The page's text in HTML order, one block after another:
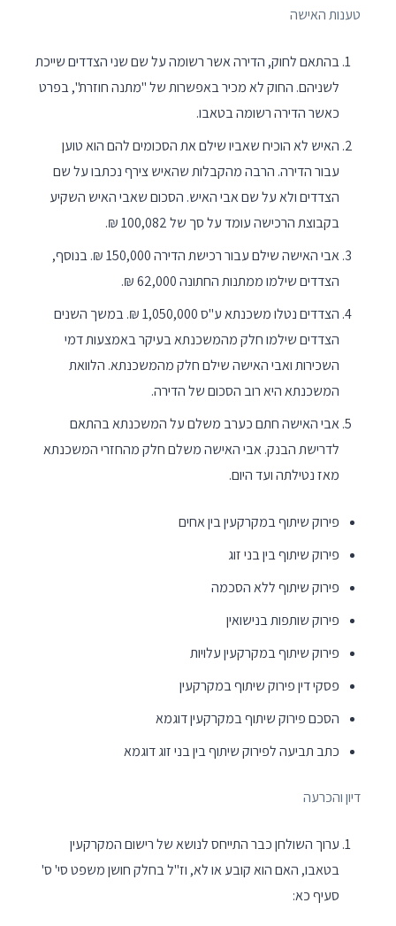
טענות האישה
בהתאם לחוק, הדירה אשר רשומה על שם שני הצדדים שייכת
לשניהם. החוק לא מכיר באפשרות של "מתנה חוזרת", בפרט
כאשר הדירה רשומה בטאבו.
האיש לא הוכיח שאביו שילם את הסכומים להם הוא טוען
עבור הדירה. הרבה מהקבלות שהאיש צירף נכתבו על שם
הצדדים ולא על שם אבי האיש. הסכום שאבי האיש השקיע
בקבוצת הרכישה עומד על סך של 100,082 ₪.
אבי האישה שילם עבור רכישת הדירה 150,000 ₪. בנוסף,
הצדדים שילמו ממתנות החתונה 62,000 ₪.
הצדדים נטלו משכנתא ע"ס 1,050,000 ₪. במשך השנים
הצדדים שילמו חלק מהמשכנתא בעיקר באמצעות דמי
השכירות ואבי האישה שילם חלק מהמשכנתא. הלוואת
המשכנתא היא רוב הסכום של הדירה.
אבי האישה חתם כערב משלם על המשכנתא בהתאם
לדרישת הבנק. אבי האישה משלם חלק מהחזרי המשכנתא
מאז נטילתה ועד היום.
פירוק שיתוף במקרקעין בין אחים
פירוק שיתוף בין בני זוג
פירוק שיתוף ללא הסכמה
פירוק שותפות בנישואין
פירוק שיתוף במקרקעין עלויות
פסקי דין פירוק שיתוף במקרקעין
הסכם פירוק שיתוף במקרקעין דוגמא
כתב תביעה לפירוק שיתוף בין בני זוג דוגמא
דיון והכרעה
ערוך השולחן כבר התייחס לנושא של רישום המקרקעין
בטאבו, האם הוא קובע או לא, וז"ל בחלק חושן משפט סי' ס'
סעיף כא: